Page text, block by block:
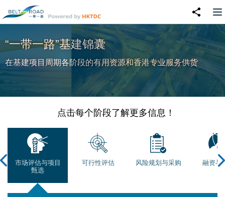
“一带一路”基建锦囊
在基建项目周期各阶段的有用资源和香港专业服务供货
点击每个阶段了解更多信息！
市场评估与项目
甄选
可行性评估 风险规划与采购 融资与